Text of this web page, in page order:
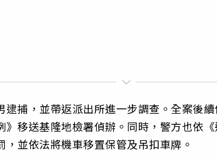
逮捕，並帶返派出所進一步調查。全案後
》移送基隆地檢署偵辦。同時，警方也依
並依法將機車移置保管及吊扣車牌。